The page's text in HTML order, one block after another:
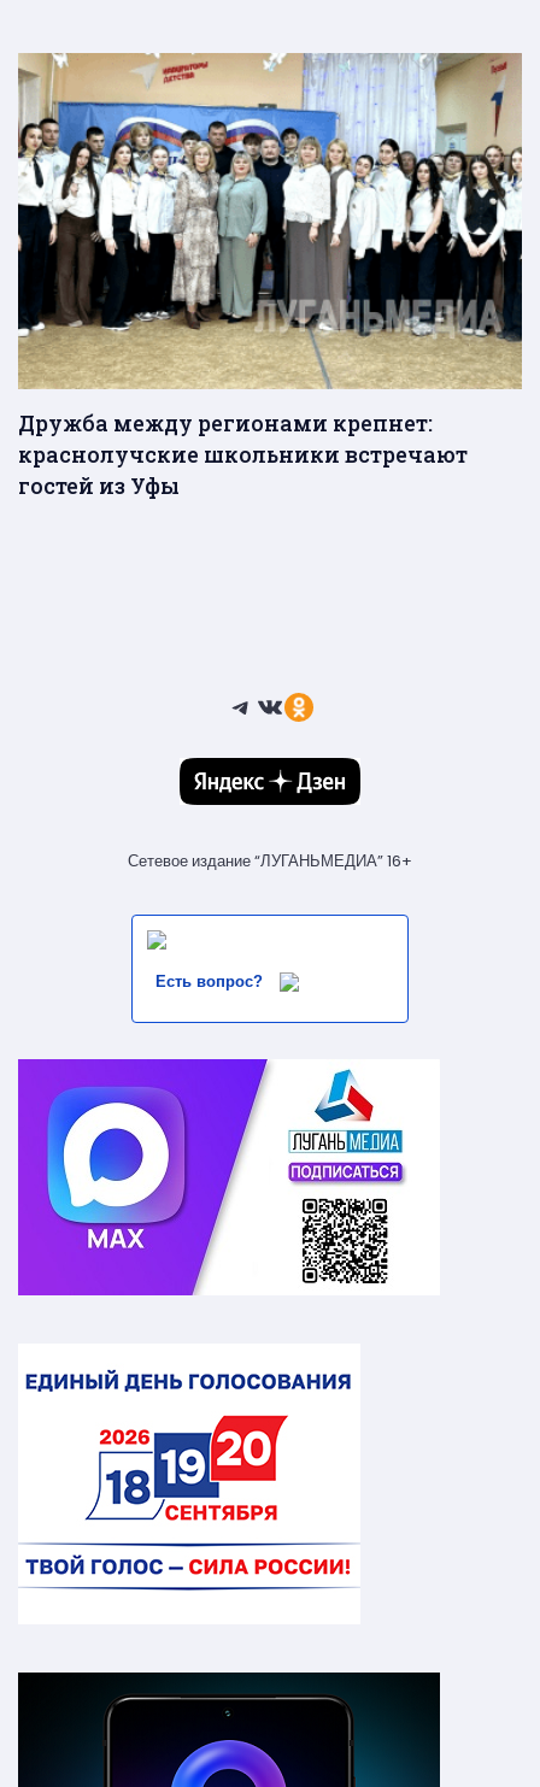
Дружба между регионами крепнет:
краснолучские школьники встречают
гостей из Уфы
Telegram
ВКонтакте
Ссылка
Сетевое издание “ЛУГАНЬМЕДИА” 16+
Есть вопрос?